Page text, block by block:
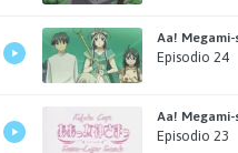
Aa! Megami-
Episodio 24
Aa! Megami-
Episodio 23